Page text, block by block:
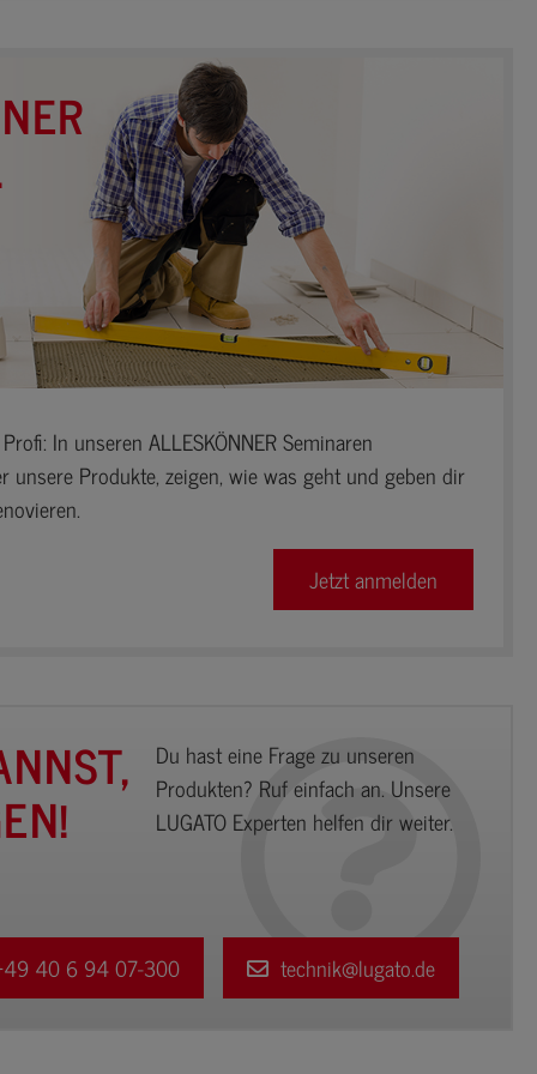
In unseren ALLESKÖNNER Seminaren
Produkte, zeigen, wie was geht und geben dir
Jetzt anmelden
Du hast eine Frage zu unseren
Produkten? Ruf einfach an. Unsere
LUGATO Experten helfen dir weiter.
40 6 94 07-300 technik@lugato.de